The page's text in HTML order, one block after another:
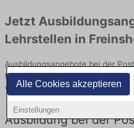
Alle Cookies akzeptieren
Einstellungen
Jetzt
Lehrstellen in
Ausbildungsangebote bei der
finden Sie von namhaften
von Top-Arbeitgebern und
Ausbildung bei der